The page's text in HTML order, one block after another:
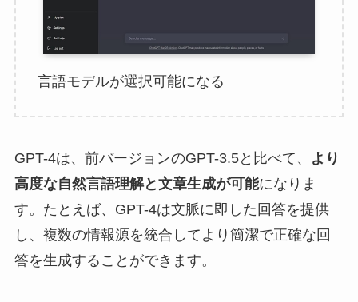
言語モデルが選択可能になる
GPT-4は、前バージョンのGPT-3.5と比べて、
より
高度な自然言語理解と文章生成が可能になりま
す。たとえば、GPT-4は文脈に即した回答を提供
し、複数の情報源を統合してより簡潔で正確な回
答を生成することができます。